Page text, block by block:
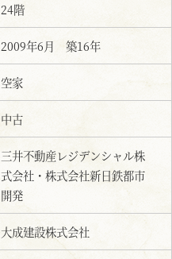
24階
2009年6月 築16年
空家
中古
三井不動産レジデンシャル株
式会社・株式会社新日鉄都市
開発
大成建設株式会社